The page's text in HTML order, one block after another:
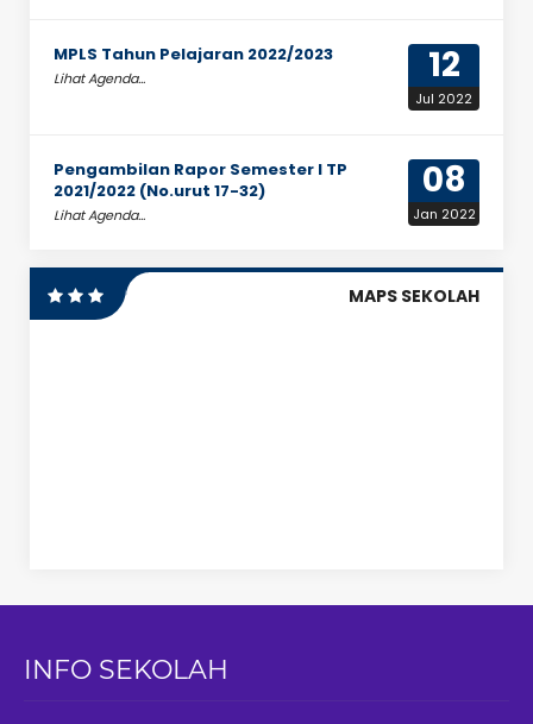
12
Jul 2022
MPLS Tahun Pelajaran 2022/2023
Lihat Agenda...
08
Jan 2022
Pengambilan Rapor Semester I TP
2021/2022 (No.urut 17-32)
Lihat Agenda...
MAPS SEKOLAH
INFO SEKOLAH